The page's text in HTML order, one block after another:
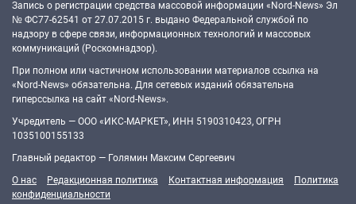
Запись о регистрации средства массовой информации «Nord-News» Эл
№ ФС77-62541 от 27.07.2015 г. выдано Федеральной службой по
надзору в сфере связи, информационных технологий и массовых
коммуникаций (Роскомнадзор).
При полном или частичном использовании материалов ссылка на
«Nord-News» обязательна. Для сетевых изданий обязательна
гиперссылка на сайт «Nord-News».
Учредитель — ООО «ИКС-МАРКЕТ», ИНН 5190310423, ОГРН
1035100155133
Главный редактор — Голямин Максим Сергеевич
О нас
Редакционная политика Контактная информация
Политика
конфиденциальности